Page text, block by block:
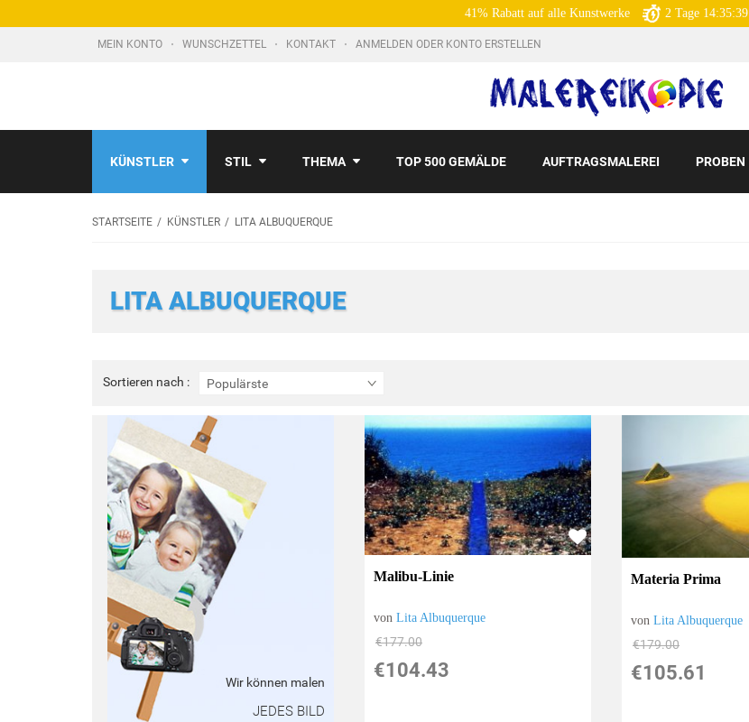
41% Rabatt auf alle Kunstwerke 2 Tage 14:35:38
MEIN KONTO WUNSCHZETTEL KONTAKT ANMELDEN ODER KONTO ERSTELLEN
KÜNSTLER STIL THEMA TOP 500 GEMÄLDE AUFTRAGSMALEREI PROBEN
STARTSEITE KÜNSTLER LITA ALBUQUERQUE
LITA ALBUQUERQUE
Sortieren nach : Populärste
Sortieren
nach
Wir können malen
JEDES BILD
Malibu-Linie
vonLita Albuquerque
€177.00
€104.43
Materia Prima
vonLita Albuquerque
€179.00
€105.61